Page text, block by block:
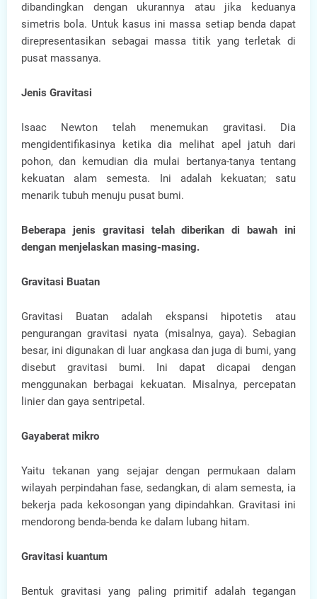
dibandingkan dengan ukurannya atau jika keduanya
simetris bola. Untuk kasus ini massa setiap benda dapat
direpresentasikan sebagai massa titik yang terletak di
pusat massanya.
Jenis Gravitasi
Isaac Newton telah menemukan gravitasi. Dia
mengidentifikasinya ketika dia melihat apel jatuh dari
pohon, dan kemudian dia mulai bertanya-tanya tentang
kekuatan alam semesta. Ini adalah kekuatan; satu
menarik tubuh menuju pusat bumi.
Beberapa jenis gravitasi telah diberikan di bawah ini
dengan menjelaskan masing-masing.
Gravitasi Buatan
Gravitasi Buatan adalah ekspansi hipotetis atau
pengurangan gravitasi nyata (misalnya, gaya). Sebagian
besar, ini digunakan di luar angkasa dan juga di bumi, yang
disebut gravitasi bumi. Ini dapat dicapai dengan
menggunakan berbagai kekuatan. Misalnya, percepatan
linier dan gaya sentripetal.
Gayaberat mikro
Yaitu tekanan yang sejajar dengan permukaan dalam
wilayah perpindahan fase, sedangkan, di alam semesta, ia
bekerja pada kekosongan yang dipindahkan. Gravitasi ini
mendorong benda-benda ke dalam lubang hitam.
Gravitasi kuantum
Bentuk gravitasi yang paling primitif adalah tegangan